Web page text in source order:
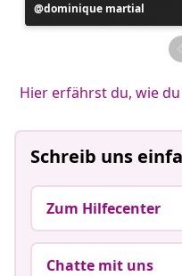
Beitrag
veröffentlicht
dominique martial
Hier erfährst du, wie
Schreib uns
Zum Hilfecenter
Chatte mit uns